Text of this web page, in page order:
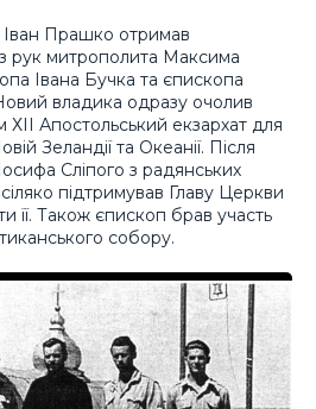
Іван Прашко отримав
рук митрополита Максима
Івана Бучка та єпископа
владика одразу очолив
Апостольський екзархат для
Зеландії та Океанії. Після
Сліпого з радянських
підтримував Главу Церкви
її. Також єпископ брав участь
собору.